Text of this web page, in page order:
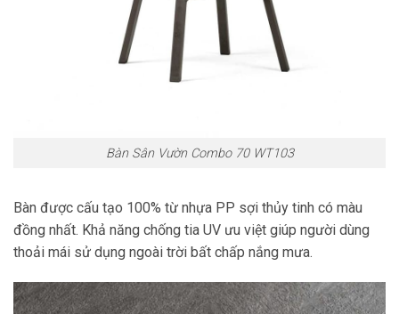
Bàn Sân Vườn Combo 70 WT103
Bàn được cấu tạo 100% từ nhựa PP sợi thủy tinh có màu
đồng nhất. Khả năng chống tia UV ưu việt giúp người dùng
thoải mái sử dụng ngoài trời bất chấp nắng mưa.